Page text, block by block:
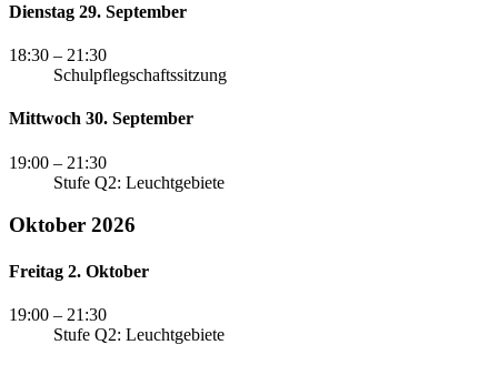
Dienstag 29. September
18:30 – 21:30
Schulpflegschaftssitzung
Mittwoch 30. September
19:00 – 21:30
Stufe Q2: Leuchtgebiete
Oktober 2026
Freitag 2. Oktober
19:00 – 21:30
Stufe Q2: Leuchtgebiete